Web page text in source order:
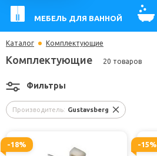
МЕБЕЛЬ ДЛЯ ВАННОЙ
Каталог Комплектующие
Комплектующие 20 товаров
Производитель: Gustavsberg
Фильтры
-18% -15%